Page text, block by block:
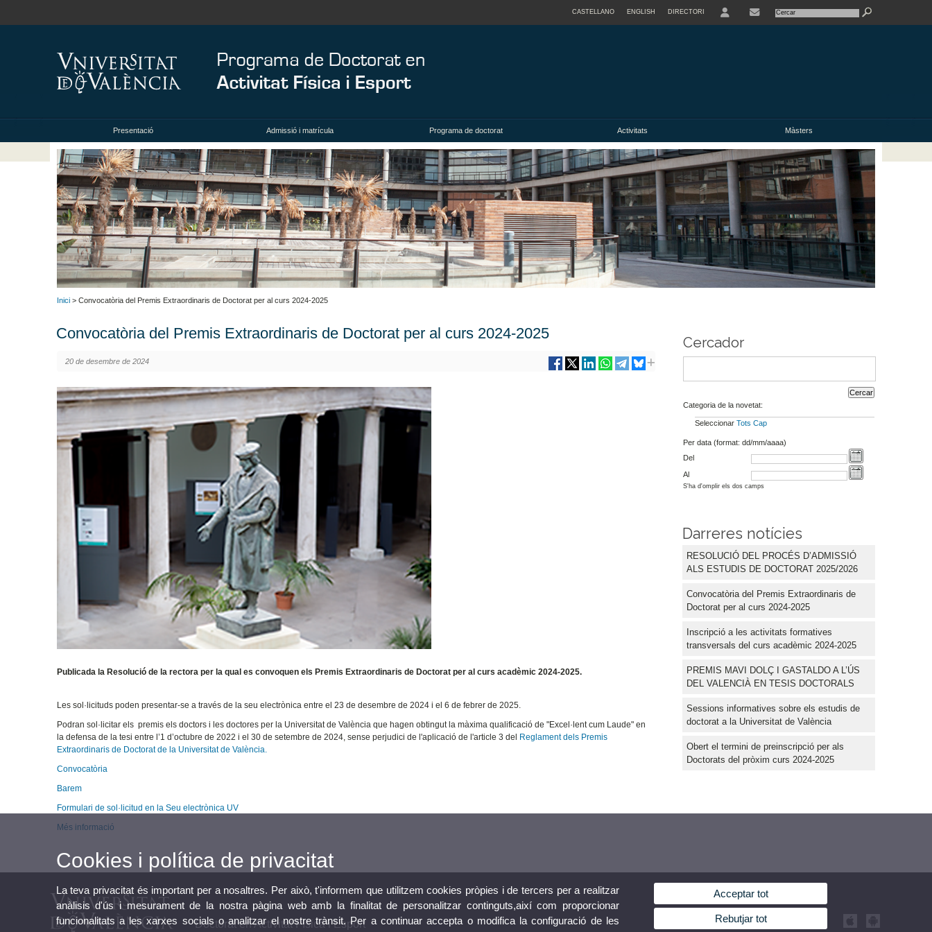
CASTELLANO ENGLISH DIRECTORI
Presentació Admissió i matrícula Programa de doctorat Activitats Màsters
Inici > Convocatòria del Premis Extraordinaris de Doctorat per al curs 2024-2025
Convocatòria del Premis Extraordinaris de Doctorat per al curs 2024-2025
20 de desembre de 2024
Publicada la Resolució de la rectora per la qual es convoquen els Premis Extraordinaris de Doctorat per al curs acadèmic 2024-2025.
Les sol·licituds poden presentar-se a través de la seu electrònica entre el 23 de desembre de 2024 i el 6 de febrer de 2025.
Podran sol·licitar els premis els doctors i les doctores per la Universitat de València que hagen obtingut la màxima qualificació de "Excel·lent cum Laude" en
la defensa de la tesi entre l’1 d’octubre de 2022 i el 30 de setembre de 2024, sense perjudici de l'aplicació de l'article 3 del Reglament dels Premis
Extraordinaris de Doctorat de la Universitat de València.
Convocatòria
Barem
Formulari de sol·licitud en la Seu electrònica UV
Més informació
Cercador
Categoria de la novetat:
Seleccionar Tots Cap
Per data (format: dd/mm/aaaa)
Del
Al
S'ha d'omplir els dos camps
Darreres notícies
RESOLUCIÓ DEL PROCÉS D’ADMISSIÓ
ALS ESTUDIS DE DOCTORAT 2025/2026
Convocatòria del Premis Extraordinaris de
Doctorat per al curs 2024-2025
Inscripció a les activitats formatives
transversals del curs acadèmic 2024-2025
PREMIS MAVI DOLÇ I GASTALDO A L’ÚS
DEL VALENCIÀ EN TESIS DOCTORALS
Sessions informatives sobre els estudis de
doctorat a la Universitat de València
Obert el termini de preinscripció per als
Doctorats del pròxim curs 2024-2025
Doctorat en Activitat Física i Esport
Cookies i política de privacitat
La teva privacitat és important per a nosaltres. Per això, t'informem que utilitzem cookies pròpies i de tercers per a realitzar
anàlisis d'ús i mesurament de la nostra pàgina web amb la finalitat de personalitzar continguts,així com proporcionar
funcionalitats a les xarxes socials o analitzar el nostre trànsit. Per a continuar accepta o modifica la configuració de les
Acceptar tot
Rebutjar tot